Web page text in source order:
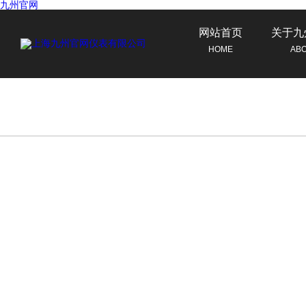
九州官网
网站首页
HOME
关于